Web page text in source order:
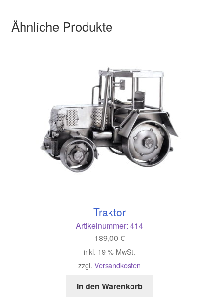
Ähnliche Produkte
Traktor
Artikelnummer: 414
189,00 €
inkl. 19 % MwSt.
zzgl. Versandkosten
In den Warenkorb